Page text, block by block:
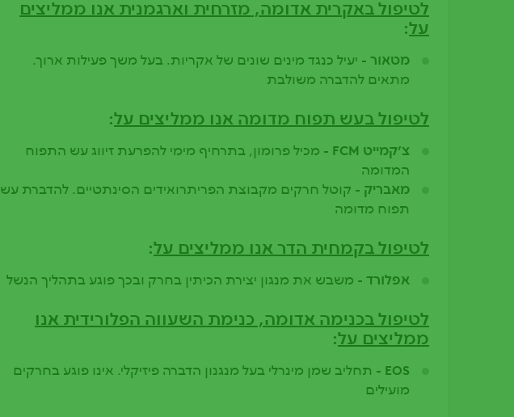
לטיפול באקרית אדומה, מזרחית וארגמנית אנו ממליצים
על:
מטאור - יעיל כנגד מינים שונים של אקריות. בעל משך פעילות ארוך.
מתאים להדברה משולבת
לטיפול בעש תפוח מדומה אנו ממליצים על:
צ׳קמייט FCM -
מכיל פרומון, בתרחיף מימי להפרעת זיווג עש התפוח
המדומה
מאבריק - קוטל חרקים מקבוצת הפריתרואידים הסינתטיים. להדברת עש
תפוח מדומה
לטיפול בקמחית הדר אנו ממליצים על:
אפלורד - משבש את מנגון יצירת הכיתין בחרק ובכך פוגע בתהליך הנשל
לטיפול בכנימה אדומה, כנימת השעווה הפלורידית אנו
ממליצים על:
EOS -
תחליב שמן מינרלי בעל מנגנון הדברה פיזיקלי. אינו פוגע בחרקים
מועילים